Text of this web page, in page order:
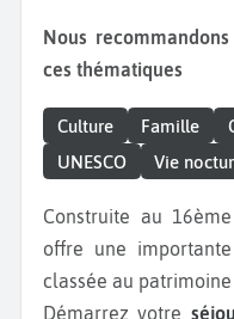
Nous recommandons un voyage à La Valette pour
ces thématiques
Culture Famille
UNESCO
Vie
Construite au
offre une
classée au patrimoine
Démarrez votre